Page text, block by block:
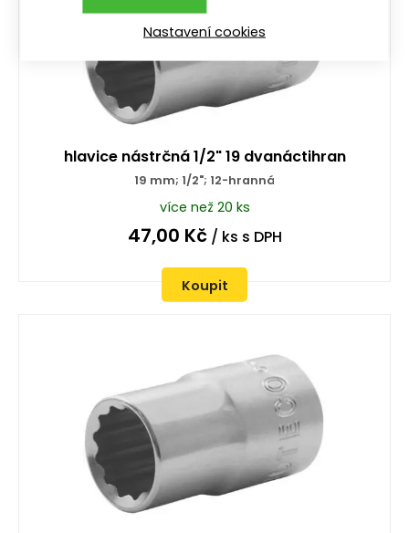
hlavice nástrčná 1/2" 19 dvanáctihran
19 mm; 1/2"; 12-hranná
více než 20 ks
47,00 Kč/ ks s DPH
Koupit
Nastavení cookies